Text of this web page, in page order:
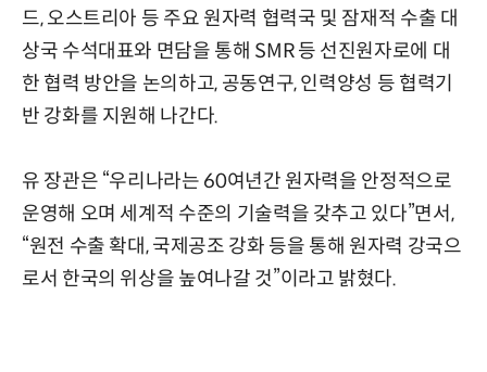
드, 오스트리아 등 주요 원자력 협력국 및 잠재적 수출 대
상국 수석대표와 면담을 통해 SMR 등 선진원자로에 대
한 협력 방안을 논의하고, 공동연구, 인력양성 등 협력기
반 강화를 지원해 나간다.
유 장관은 “우리나라는 60여년간 원자력을 안정적으로
운영해 오며 세계적 수준의 기술력을 갖추고 있다”면서,
“원전 수출 확대, 국제공조 강화 등을 통해 원자력 강국으
로서 한국의 위상을 높여나갈 것”이라고 밝혔다.